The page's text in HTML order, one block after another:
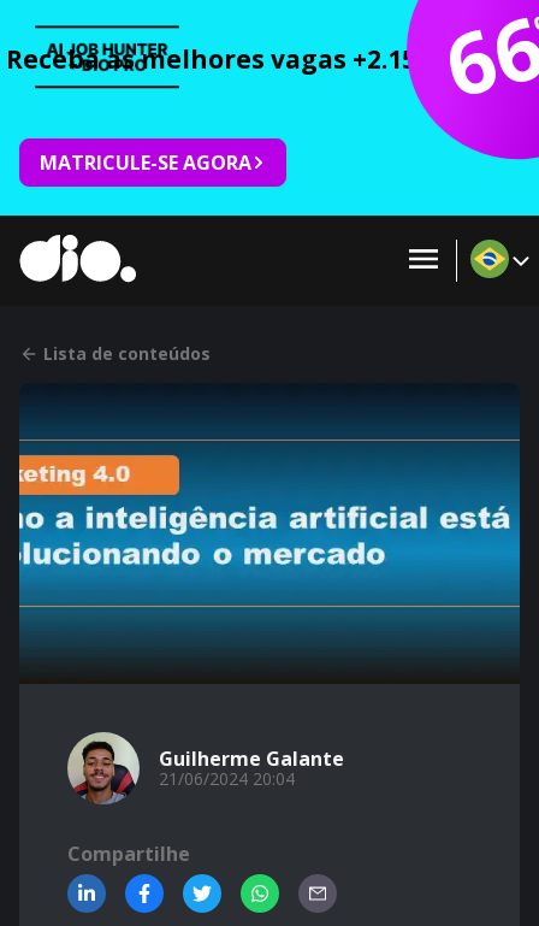
Receba as melhores vagas +2.150 cursos
MATRICULE-SE AGORA
Lista de conteúdos
Guilherme Galante
21/06/2024 20:04
Compartilhe